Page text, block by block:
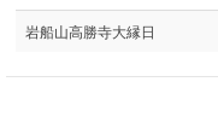
岩船山高勝寺大縁日